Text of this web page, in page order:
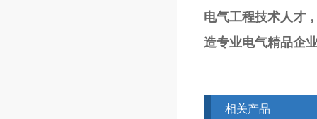
电气工程技术人才
造专业电气精品企
相关产品